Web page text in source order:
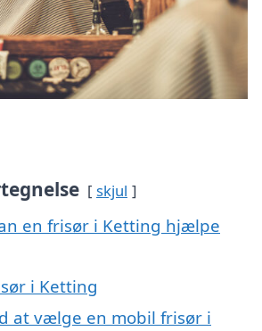
skjul
en frisør i Ketting hjælpe
i Ketting
at vælge en mobil frisør i